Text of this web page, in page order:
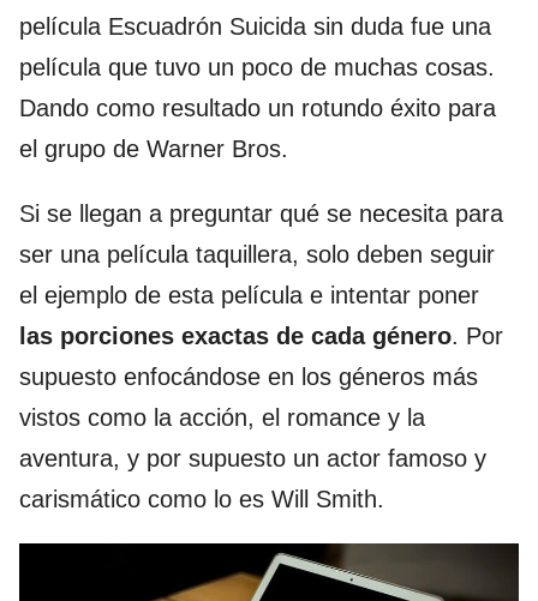
película Escuadrón Suicida sin duda fue una
película que tuvo un poco de muchas cosas.
Dando como resultado un rotundo éxito para
el grupo de Warner Bros.
Si se llegan a preguntar qué se necesita para
ser una película taquillera, solo deben seguir
el ejemplo de esta película e intentar poner
las porciones exactas de cada género. Por
supuesto enfocándose en los géneros más
vistos como la acción, el romance y la
aventura, y por supuesto un actor famoso y
carismático como lo es Will Smith.